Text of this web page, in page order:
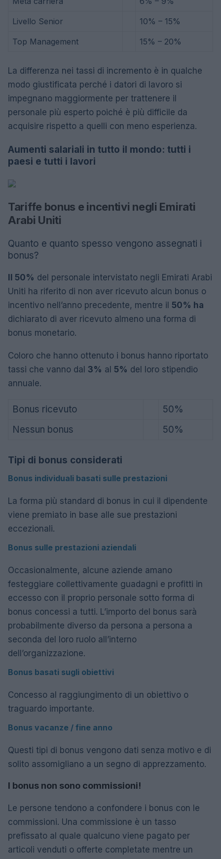
Livello Senior 10% – 15%
Top Management 15% – 20%
La differenza nei tassi di incremento è in qualche
modo giustificata perché i datori di lavoro si
impegnano maggiormente per trattenere il
personale più esperto poiché è più difficile da
acquisire rispetto a quelli con meno esperienza.
Aumenti salariali in tutto il mondo: tutti i
paesi e tutti i lavori
Tariffe bonus e incentivi negli Emirati
Arabi Uniti
Quanto e quanto spesso vengono assegnati i
bonus?
Il 50% del personale intervistato negli Emirati Arabi
Uniti ha riferito di non aver ricevuto alcun bonus o
incentivo nell’anno precedente, mentre il 50% ha
dichiarato di aver ricevuto almeno una forma di
bonus monetario.
Coloro che hanno ottenuto i bonus hanno riportato
tassi che vanno dal 3% al 5% del loro stipendio
annuale.
Bonus ricevuto
50%
Nessun bonus
50%
Tipi di bonus considerati
Bonus individuali basati sulle prestazioni
La forma più standard di bonus in cui il dipendente
viene premiato in base alle sue prestazioni
eccezionali.
Bonus sulle prestazioni aziendali
Occasionalmente, alcune aziende amano
festeggiare collettivamente guadagni e profitti in
eccesso con il proprio personale sotto forma di
bonus concessi a tutti. L’importo del bonus sarà
probabilmente diverso da persona a persona a
seconda del loro ruolo all’interno
dell’organizzazione.
Bonus basati sugli obiettivi
Concesso al raggiungimento di un obiettivo o
traguardo importante.
Bonus vacanze / fine anno
Questi tipi di bonus vengono dati senza motivo e di
solito assomigliano a un segno di apprezzamento.
I bonus non sono commissioni!
Le persone tendono a confondere i bonus con le
commissioni. Una commissione è un tasso
prefissato al quale qualcuno viene pagato per
articoli venduti o offerte completate mentre un